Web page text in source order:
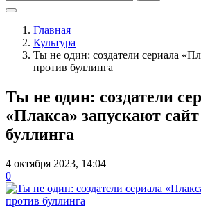
Главная
Культура
Ты не один: создатели сериала
против буллинга
Ты не один: создатели
«Плакса» запускают
буллинга
4 октября 2023, 14:04
0